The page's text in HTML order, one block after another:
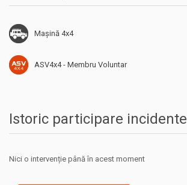
Mașină 4x4
ASV4x4 - Membru Voluntar
Istoric participare incidente
Nici o intervenție până în acest moment